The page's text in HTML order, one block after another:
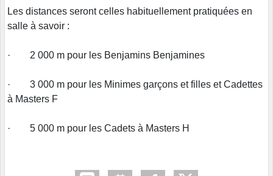
Les distances seront celles habituellement pratiquées en
salle à savoir :
· 2 000 m pour les Benjamins Benjamines
· 3 000 m pour les Minimes garçons et filles et Cadettes
à Masters F
· 5 000 m pour les Cadets à Masters H